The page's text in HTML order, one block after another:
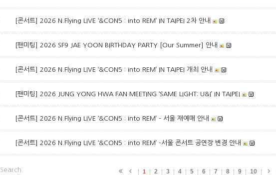
[콘서트] 2026 N.Flying LIVE ‘&CON5 : into REM’ IN TAIPEI 2차 안내
[팬미팅] 2026 SF9 JAE YOON BIRTHDAY PARTY [Our Summer] 안내
[콘서트] 2026 N.Flying LIVE ‘&CON5 : into REM’ IN TAIPEI 개최 안내
[팬미팅] 2026 JUNG YONG HWA FAN MEETING ‘SAME LIGHT: U&I’ IN TAIPEI
[콘서트] 2026 N.Flying LIVE ‘&CON5 : into REM’ – 서울 재예매 안내
[콘서트] 2026 N.Flying LIVE ‘&CON5 : into REM’ -서울 콘서트 공연장 변경 안내
1 2 3 4 5 6 7 8 9 10
Search